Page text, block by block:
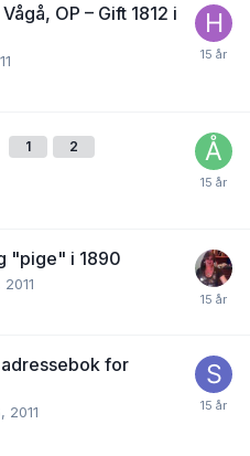
OP – Gift 1812 i
1 2
"pige" i 1890
for
2011